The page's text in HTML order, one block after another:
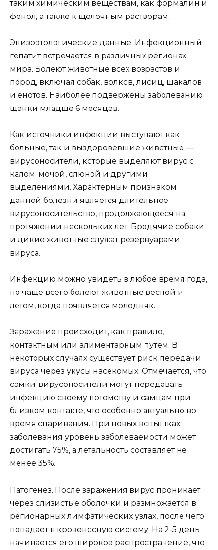
таким химическим веществам, как формалин и
фенол, а также к щелочным растворам.
Эпизоотологические данные. Инфекционный
гепатит встречается в различных регионах
мира. Болеют животные всех возрастов и
пород, включая собак, волков, лисиц, шакалов
и енотов. Наиболее подвержены заболеванию
щенки младше 6 месяцев.
Как источники инфекции выступают как
больные, так и выздоровевшие животные —
вирусоносители, которые выделяют вирус с
калом, мочой, слюной и другими
выделениями. Характерным признаком
данной болезни является длительное
вирусоносительство, продолжающееся на
протяжении нескольких лет. Бродячие собаки
и дикие животные служат резервуарами
вируса.
Инфекцию можно увидеть в любое время года,
но чаще всего болеют животные весной и
летом, когда появляется молодняк.
Заражение происходит, как правило,
контактным или алиментарным путем. В
некоторых случаях существует риск передачи
вируса через укусы насекомых. Отмечается, что
самки-вирусоносители могут передавать
инфекцию своему потомству и самцам при
близком контакте, что особенно актуально во
время спаривания. При новых вспышках
заболевания уровень заболеваемости может
достигать 75%, а летальность составляет не
менее 35%.
Патогенез. После заражения вирус проникает
через слизистые оболочки и размножается в
регионарных лимфатических узлах, после чего
попадает в кровеносную систему. На 2-5 день
начинается его широкое распространение, что